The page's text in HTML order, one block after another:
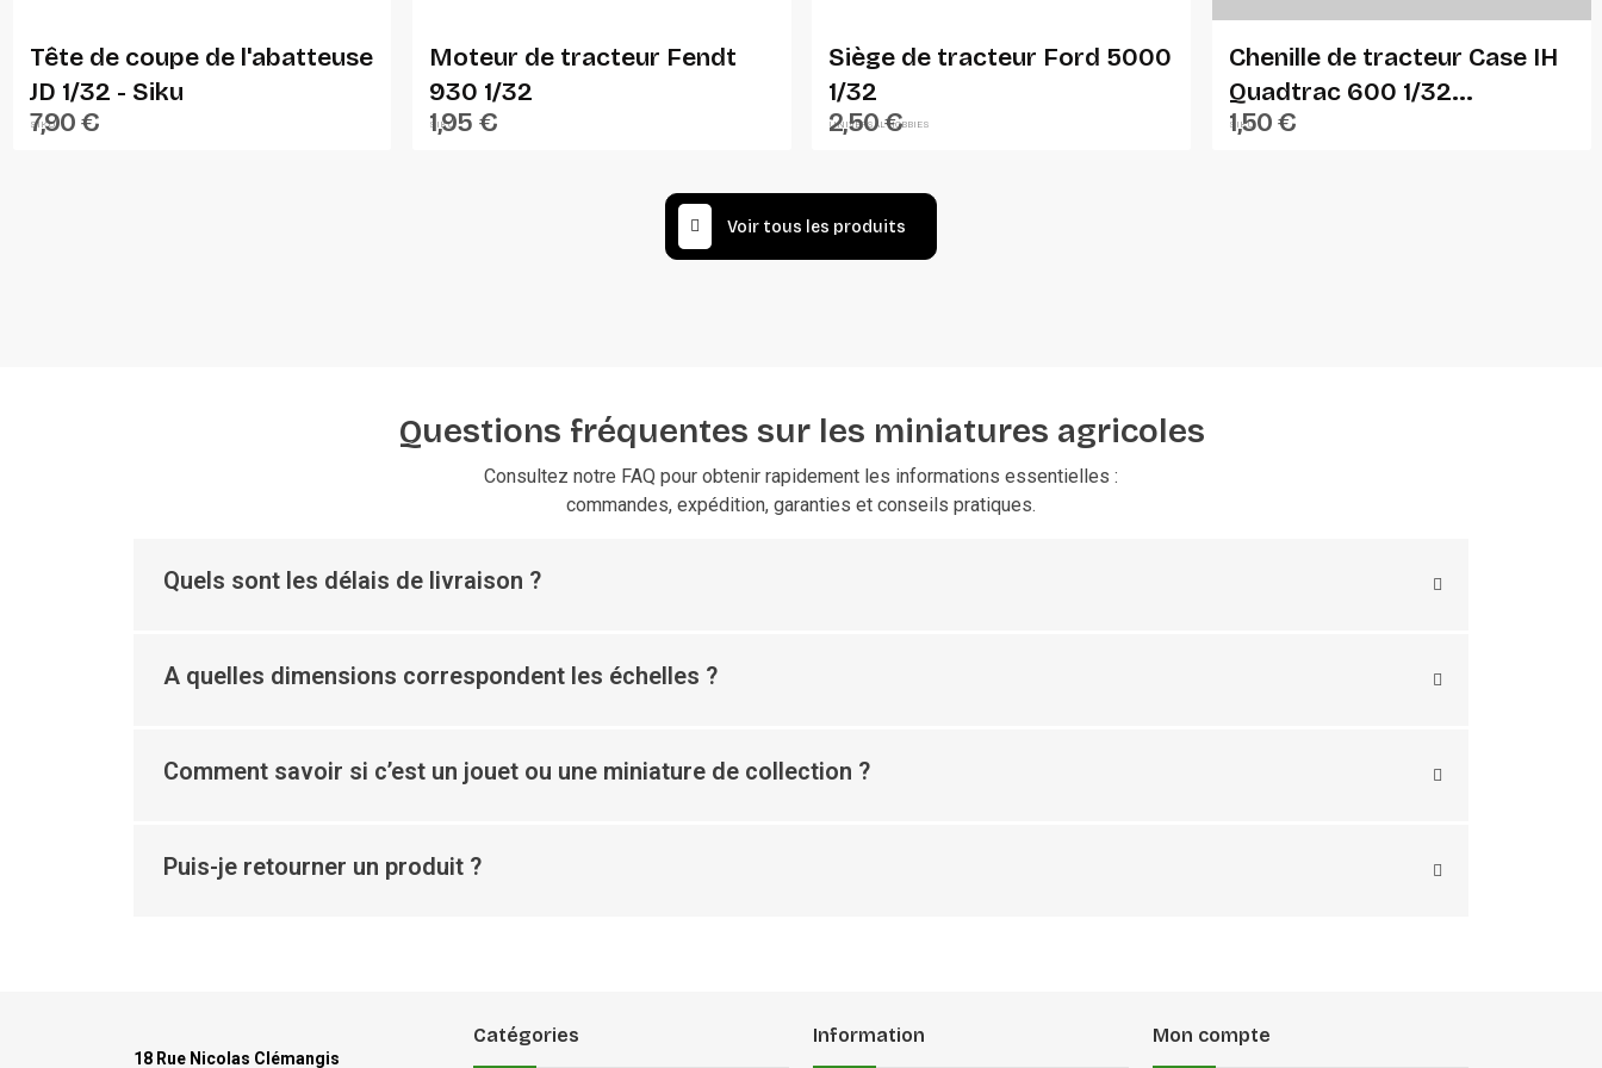
Tête de coupe de l'abatteuse
JD 1/32 - Siku
SIKU
7,90 €
Moteur de tracteur Fendt
930 1/32
SIKU
1,95 €
Siège de tracteur Ford 5000
1/32
UNIVERSAL HOBBIES
2,50 €
Chenille de tracteur Case IH
Quadtrac 600 1/32...
SIKU
1,50 €
Voir tous les produits
Questions fréquentes sur les miniatures agricoles
Consultez notre FAQ pour obtenir rapidement les informations essentielles :
commandes, expédition, garanties et conseils pratiques.
Quels sont les délais de livraison ?
A quelles dimensions correspondent les échelles ?
Comment savoir si c’est un jouet ou une miniature de collection ?
Puis-je retourner un produit ?
18 Rue Nicolas Clémangis
Catégories Information Mon compte